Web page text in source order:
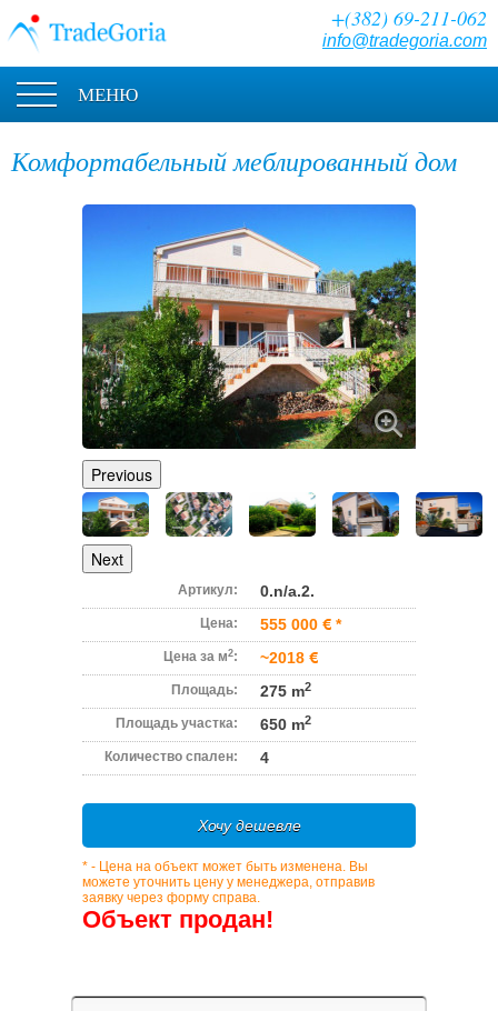
+(382) 69-211-062
info@tradegoria.com
МЕНЮ
Комфортабельный меблированный дом
Previous
Next
Артикул: 0.n/a.2.
Цена: 555 000 *
Цена за м2: ~2018
Площадь: 275 m2
Площадь участка: 650 m2
Количество спален: 4
Хочу дешевле
* - Цена на объект может быть изменена. Вы
можете уточнить цену у менеджера, отправив
заявку через форму справа.
Объект продан!